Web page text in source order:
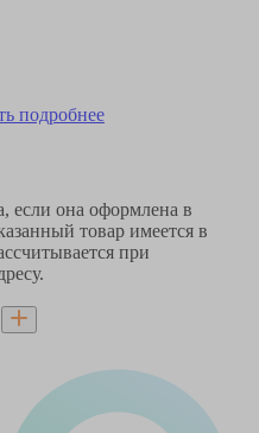
подробнее
если она оформлена в
товар имеется в
при